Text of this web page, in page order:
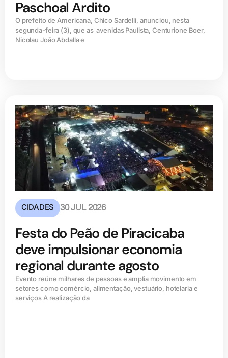
Paschoal Ardito
O prefeito de Americana, Chico Sardelli, anunciou, nesta
segunda-feira (3), que as avenidas Paulista, Centurione Boer,
Nicolau João Abdalla e
CIDADES 30 JUL 2026
Festa do Peão de Piracicaba
deve impulsionar economia
regional durante agosto
Evento reúne milhares de pessoas e amplia movimento em
setores como comércio, alimentação, vestuário, hotelaria e
serviços A realização da